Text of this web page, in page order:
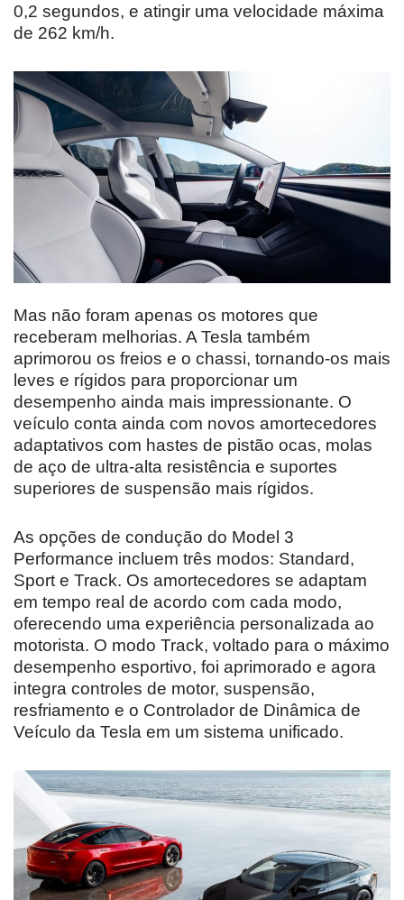
0,2 segundos, e atingir uma velocidade máxima
de 262 km/h.
Mas não foram apenas os motores que
receberam melhorias. A Tesla também
aprimorou os freios e o chassi, tornando-os mais
leves e rígidos para proporcionar um
desempenho ainda mais impressionante. O
veículo conta ainda com novos amortecedores
adaptativos com hastes de pistão ocas, molas
de aço de ultra-alta resistência e suportes
superiores de suspensão mais rígidos.
As opções de condução do Model 3
Performance incluem três modos: Standard,
Sport e Track. Os amortecedores se adaptam
em tempo real de acordo com cada modo,
oferecendo uma experiência personalizada ao
motorista. O modo Track, voltado para o máximo
desempenho esportivo, foi aprimorado e agora
integra controles de motor, suspensão,
resfriamento e o Controlador de Dinâmica de
Veículo da Tesla em um sistema unificado.